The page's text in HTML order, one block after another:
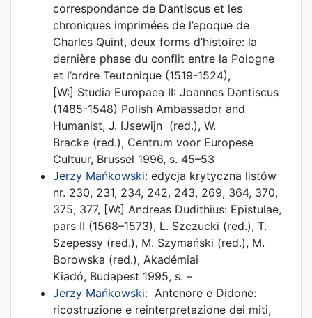
correspondance de Dantiscus et les
chroniques imprimées de l’epoque de
Charles Quint, deux forms d’histoire: la
dernière phase du conflit entre la Pologne
et l’ordre Teutonique (1519-1524),
[W:] Studia Europaea II: Joannes Dantiscus
(1485-1548) Polish Ambassador and
Humanist, J. IJsewijn (red.), W.
Bracke (red.), Centrum voor Europese
Cultuur, Brussel 1996, s. 45–53
Jerzy Mańkowski: edycja krytyczna listów
nr. 230, 231, 234, 242, 243, 269, 364, 370,
375, 377, [W:] Andreas Dudithius: Epistulae,
pars II (1568–1573), L. Szczucki (red.), T.
Szepessy (red.), M. Szymański (red.), M.
Borowska (red.), Akadémiai
Kiadó, Budapest 1995, s. –
Jerzy Mańkowski: Antenore e Didone:
ricostruzione e reinterpretazione dei miti,